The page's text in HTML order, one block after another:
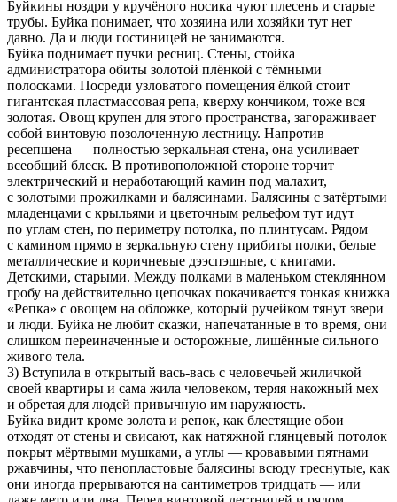
Буйкины ноздри у кручёного носика чуют плесень и старые
трубы. Буйка понимает, что хозяина или хозяйки тут нет
давно. Да и люди гостиницей не занимаются.
Буйка поднимает пучки ресниц. Стены, стойка
администратора обиты золотой плёнкой с тёмными
полосками. Посреди узловатого помещения ёлкой стоит
гигантская пластмассовая репа, кверху кончиком, тоже вся
золотая. Овощ крупен для этого пространства, загораживает
собой винтовую позолоченную лестницу. Напротив
ресепшена — полностью зеркальная стена, она усиливает
всеобщий блеск. В противоположной стороне торчит
электрический и неработающий камин под малахит,
с золотыми прожилками и балясинами. Балясины с затёртыми
младенцами с крыльями и цветочным рельефом тут идут
по углам стен, по периметру потолка, по плинтусам. Рядом
с камином прямо в зеркальную стену прибиты полки, белые
металлические и коричневые дээспэшные, с книгами.
Детскими, старыми. Между полками в маленьком стеклянном
гробу на действительно цепочках покачивается тонкая книжка
«Репка» с овощем на обложке, который ручейком тянут звери
и люди. Буйка не любит сказки, напечатанные в то время, они
слишком переиначенные и осторожные, лишённые сильного
живого тела.
3) Вступила в открытый вась-вась с человечьей жиличкой
своей квартиры и сама жила человеком, теряя накожный мех
и обретая для людей привычную им наружность.
Буйка видит кроме золота и репок, как блестящие обои
отходят от стены и свисают, как натяжной глянцевый потолок
покрыт мёртвыми мушками, а углы — кровавыми пятнами
ржавчины, что пенопластовые балясины всюду треснутые, как
они иногда прерываются на сантиметров тридцать — или